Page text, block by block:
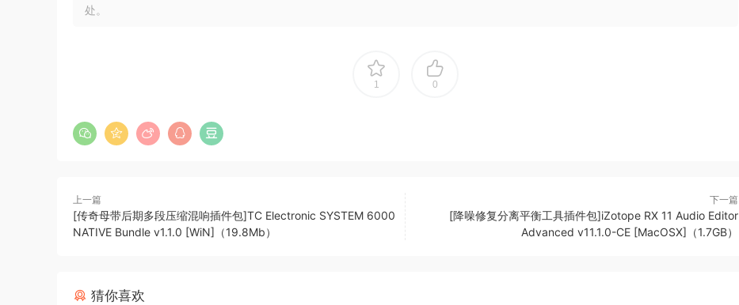
处。
1 0
上一篇
[传奇母带后期多段压缩混响插件包]TC Electronic SYSTEM 6000
NATIVE Bundle v1.1.0 [WiN]（19.8Mb）
下一篇
[降噪修复分离平衡工具插件包]iZotope RX 11 Audio Editor
Advanced v11.1.0-CE [MacOSX]（1.7GB）
猜你喜欢